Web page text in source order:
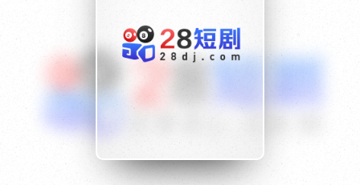
{if condition="$obj.vod_points